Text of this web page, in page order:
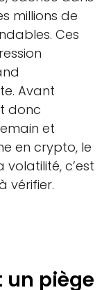
millions de
Ces
Avant
donc
et
en crypto, le
c’est
vérifier.
un piège